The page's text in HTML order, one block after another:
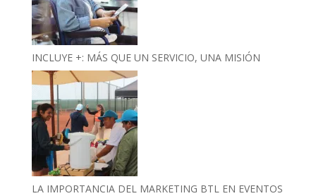
INCLUYE +: MÁS QUE UN SERVICIO, UNA MISIÓN
LA IMPORTANCIA DEL MARKETING BTL EN EVENTOS